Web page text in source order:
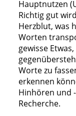
Hauptnutzen
Richtig gut
Herzblut, was
Worten
gewisse
Worte zu
erkennen
Hinhören und
Recherche.